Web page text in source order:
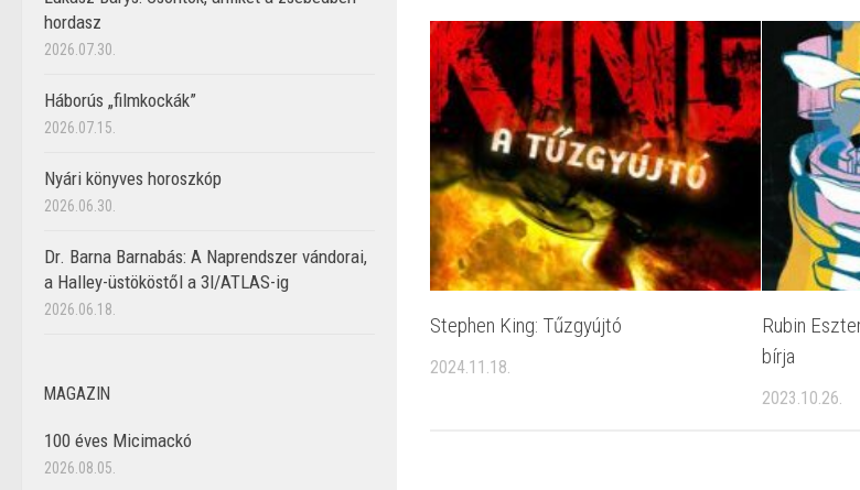
Stephen King: Tűzgyújtó
2024.11.18.
Rubin
bírja
2023.10.26.
hordasz
2026.07.30.
Háborús „filmkockák”
2026.07.15.
Nyári könyves horoszkóp
2026.06.30.
Dr. Barna Barnabás: A Naprendszer vándorai,
a Halley-üstököstől a 3I/ATLAS-ig
2026.06.18.
MAGAZIN
100 éves Micimackó
2026.08.05.